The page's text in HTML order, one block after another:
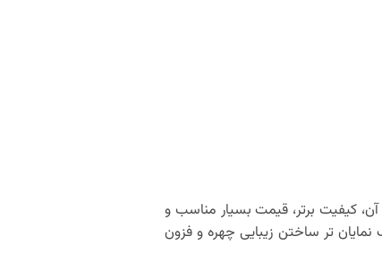
کیفیت برتر، قیمت بسیار مناسب و
تر ساختن زیبایی چهره و فزون‌